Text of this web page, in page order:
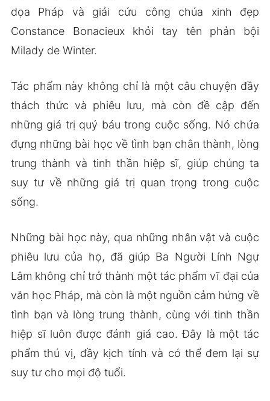
dọa Pháp và giải cứu công chúa xinh đẹp
Constance Bonacieux khỏi tay tên phản bội
Milady de Winter.
Tác phẩm này không chỉ là một câu chuyện đầy
thách thức và phiêu lưu, mà còn đề cập đến
những giá trị quý báu trong cuộc sống. Nó chứa
đựng những bài học về tình bạn chân thành, lòng
trung thành và tinh thần hiệp sĩ, giúp chúng ta
suy tư về những giá trị quan trọng trong cuộc
sống.
Những bài học này, qua những nhân vật và cuộc
phiêu lưu của họ, đã giúp Ba Người Lính Ngự
Lâm không chỉ trở thành một tác phẩm vĩ đại của
văn học Pháp, mà còn là một nguồn cảm hứng về
tình bạn và lòng trung thành, cùng với tinh thần
hiệp sĩ luôn được đánh giá cao. Đây là một tác
phẩm thú vị, đầy kịch tính và có thể đem lại sự
suy tư cho mọi độ tuổi.